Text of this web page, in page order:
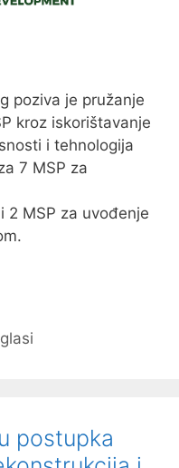
poziva je pružanje
kroz iskorištavanje
i tehnologija
7 MSP za
2 MSP za uvođenje
postupka